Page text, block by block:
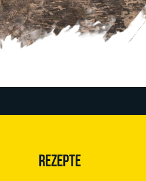
REZEPTE